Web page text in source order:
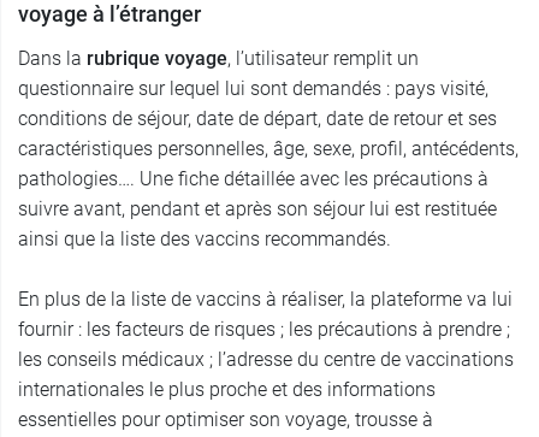
voyage à l’étranger
Dans la rubrique voyage, l’utilisateur remplit un
questionnaire sur lequel lui sont demandés : pays visité,
conditions de séjour, date de départ, date de retour et ses
caractéristiques personnelles, âge, sexe, profil, antécédents,
pathologies…. Une fiche détaillée avec les précautions à
suivre avant, pendant et après son séjour lui est restituée
ainsi que la liste des vaccins recommandés.
En plus de la liste de vaccins à réaliser, la plateforme va lui
fournir : les facteurs de risques ; les précautions à prendre ;
les conseils médicaux ; l’adresse du centre de vaccinations
internationales le plus proche et des informations
essentielles pour optimiser son voyage, trousse à